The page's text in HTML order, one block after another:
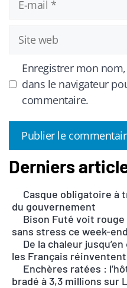
mail
Site
web
Enregistrer mon
dans le navigateur
commentaire.
A
e
r
a
Derniers
Casque obligatoire
du gouvernement
Bison Futé voit
sans stress ce week-
De la chaleur
les Français
Enchères ratées :
bradé à 3,3 millions sur